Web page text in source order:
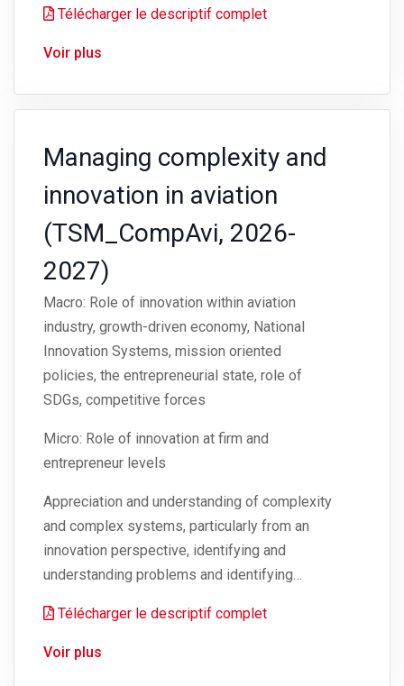
Télécharger le descriptif complet
Voir plus
Managing complexity and
innovation in aviation
(TSM_CompAvi, 2026-
2027)
Macro: Role of innovation within aviation
industry, growth-driven economy, National
Innovation Systems, mission oriented
policies, the entrepreneurial state, role of
SDGs, competitive forces
Micro: Role of innovation at firm and
entrepreneur levels
Appreciation and understanding of complexity
and complex systems, particularly from an
innovation perspective, identifying and
understanding problems and identifying…
Télécharger le descriptif complet
Voir plus